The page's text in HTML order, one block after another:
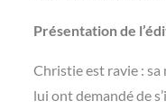
Présentation de
Christie est ravie :
lui ont demandé de